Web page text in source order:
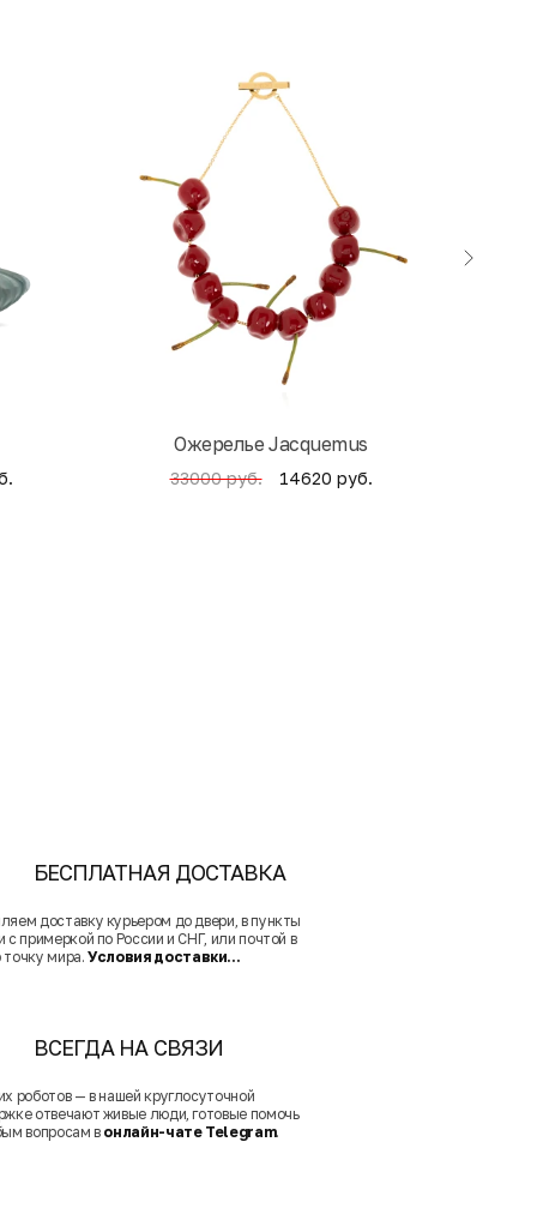
Ожерелье Jacquemus
33000 руб. 14620 руб.
БЕСПЛАТНАЯ ДОСТАВКА
доставку курьером до двери, в пункты
с примеркой по России и СНГ, или почтой в
мира.Условия доставки...
ВСЕГДА НА СВЯЗИ
роботов — в нашей круглосуточной
отвечают живые люди, готовые помочь
вопросам в онлайн-чате Telegram.